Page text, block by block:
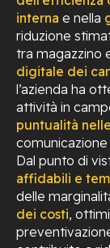
interna e nella
riduzione
tra magazzino
digitale dei
l’azienda ha
attività in
puntualità
Dal punto di
affidabili e
delle
dei costi,